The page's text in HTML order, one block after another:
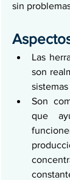
sin
Las
son
Son
que